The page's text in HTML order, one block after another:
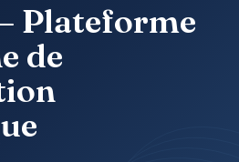
Plateforme
de